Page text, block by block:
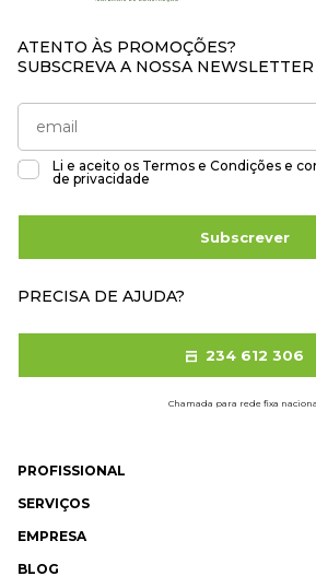
PROFISSIONAL
SERVIÇOS
EMPRESA
BLOG
ATENTO ÀS PROMOÇÕES?
SUBSCREVA A NOSSA NEWSLETTER
Li e aceito os Termos e Condições e
de privacidade
Subscrever
PRECISA DE AJUDA?
234 612 306
Chamada para rede fixa